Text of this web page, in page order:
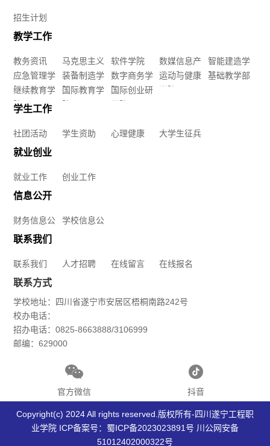
部
续
学
际
教
学
院
招生计划
教学工作
教务资讯
马克思主义
学院
软件学院
数媒信息产
业学院
智能建造学
院
应急管理学
院
装备制造学
院
数字商务学
院
运动与健康
基础教学部
继续教育学
院
国际教育学
国际创业研
学生工作
社团活动 学生资助 心理健康 大学生征兵
就业创业
就业工作 创业工作
信息公开
财务信息公
开
学校信息公
联系我们
联系我们 人才招聘 在线留言 在线报名
联系方式
学校地址：四川省遂宁市安居区梧桐南路242号
校办电话：
招办电话：0825-8663888/3106999
邮编：629000
官方微信 抖音
Copyright(c) 2024 All rights reserved.版权所有-四川遂宁工程职
业学院 ICP备案号： 蜀ICP备2023023891号 川公网安备
51012402000322号